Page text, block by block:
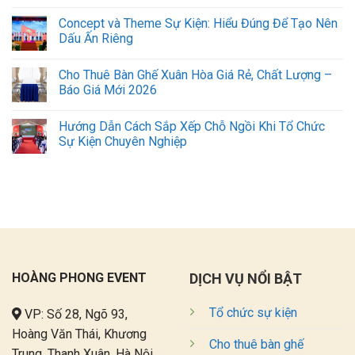
Concept và Theme Sự Kiện: Hiểu Đúng Để Tạo Nên
Dấu Ấn Riêng
Cho Thuê Bàn Ghế Xuân Hòa Giá Rẻ, Chất Lượng –
Báo Giá Mới 2026
Hướng Dẫn Cách Sắp Xếp Chỗ Ngồi Khi Tổ Chức
Sự Kiện Chuyên Nghiệp
HOÀNG PHONG EVENT
VP: Số 28, Ngõ 93,
Hoàng Văn Thái, Khương
DỊCH VỤ NỔI BẬT
Tổ chức sự kiện
Cho thuê bàn ghế